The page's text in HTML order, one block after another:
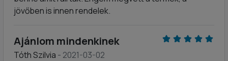
jövőben is innen rendelek.
Ajánlom mindenkinek
Tóth Szilvia - 2021-03-02